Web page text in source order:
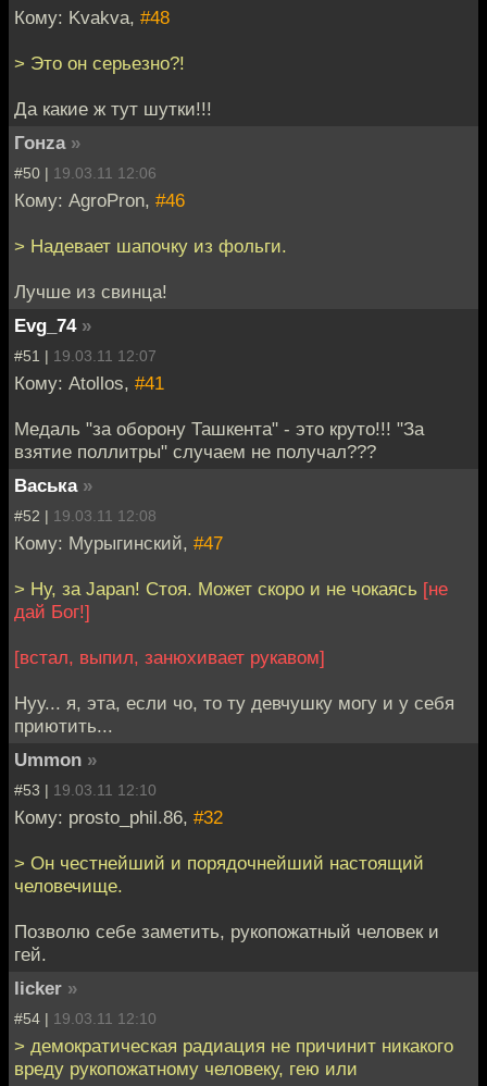
Кому: Kvakva, #48
> Это он серьезно?!
Да какие ж тут шутки!!!
Гонzа »
#50 | 19.03.11 12:06
Кому: AgroPron, #46
> Надевает шапочку из фольги.
Лучше из свинца!
Evg_74 »
#51 | 19.03.11 12:07
Кому: Atollos, #41
Медаль "за оборону Ташкента" - это круто!!! "За
взятие поллитры" случаем не получал???
Васька »
#52 | 19.03.11 12:08
Кому: Мурыгинский, #47
> Ну, за Japan! Стоя. Может скоро и не чокаясь [не
дай Бог!]
[встал, выпил, занюхивает рукавом]
Нуу... я, эта, если чо, то ту девчушку могу и у себя
приютить...
Ummon »
#53 | 19.03.11 12:10
Кому: prosto_phil.86, #32
> Он честнейший и порядочнейший настоящий
человечище.
Позволю себе заметить, рукопожатный человек и
гей.
licker »
#54 | 19.03.11 12:10
> демократическая радиация не причинит никакого
вреду рукопожатному человеку, гею или